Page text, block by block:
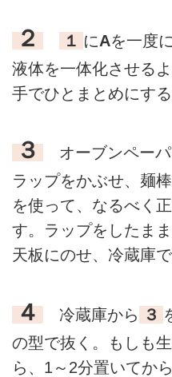
２ １ にAを一度
液体を一体化させる
手でひとまとめにする
３ オーブンペーパ
ラップをかぶせ、麺
を使って、なるべく
す。ラップをしたま
天板にのせ、冷蔵庫
４ 冷蔵庫から ３
の型で抜く。もしも
ら、1～2分置いてから